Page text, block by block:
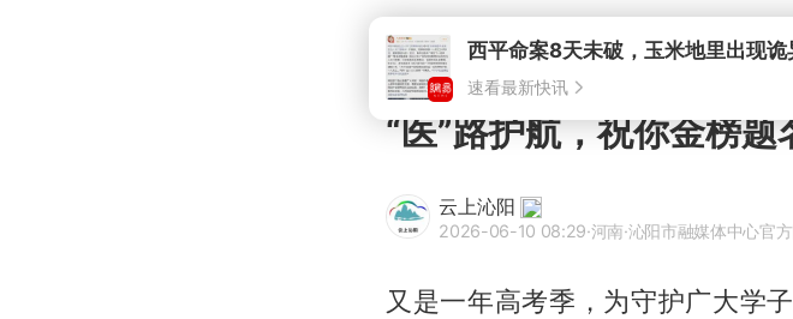
西平命案8天未破，玉米地里出现
速看最新快讯
“医”路护航，祝你金榜题
云上沁阳
2026-06-10 08:29·河南·沁阳市融媒体中心官
又是一年高考季，为守护广大学